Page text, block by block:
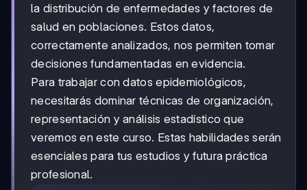
la distribución de enfermedades y factores de
salud en poblaciones. Estos datos,
correctamente analizados, nos permiten tomar
decisiones fundamentadas en evidencia.
Para trabajar con datos epidemiológicos,
necesitarás dominar técnicas de organización,
representación y análisis estadístico que
veremos en este curso. Estas habilidades serán
esenciales para tus estudios y futura práctica
profesional.